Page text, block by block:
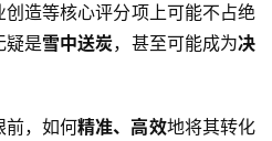
造等核心评分项上可能不占绝
疑是雪中送炭，甚至可能成为决
前，如何精准、高效地将其转化